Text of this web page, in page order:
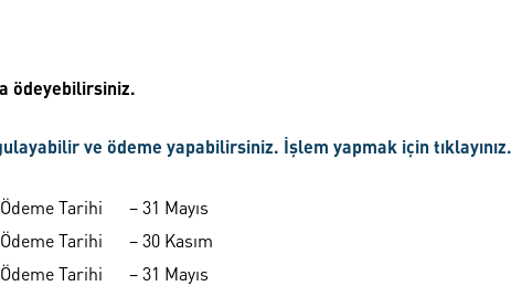
ödeyebilirsiniz.
ve ödeme yapabilirsiniz. İşlem yapmak için tıklayınız.
Tarihi – 31 Mayıs
Ödeme Tarihi – 30 Kasım
Tarihi – 31 Mayıs